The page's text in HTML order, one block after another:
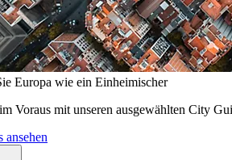
Europa wie ein Einheimischer
Voraus mit unseren ausgewählten City
ansehen